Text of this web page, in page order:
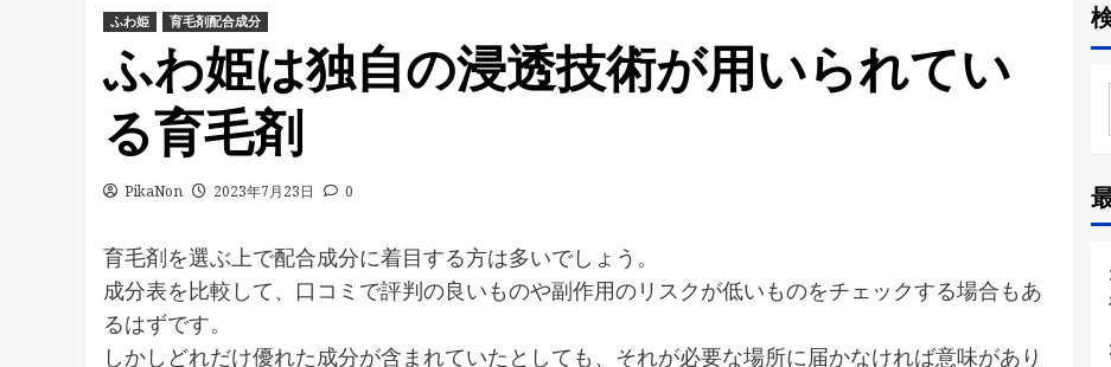
ふわ姫 育毛剤配合成分
ふわ姫は独自の浸透技術が用いられてい
る育毛剤
PikaNon 2023年7月23日 0
育毛剤を選ぶ上で配合成分に着目する方は多いでしょう。
成分表を比較して、口コミで評判の良いものや副作用のリスクが低いものをチェックする場合もあ
るはずです。
しかしどれだけ優れた成分が含まれていたとしても、それが必要な場所に届かなければ意味があり